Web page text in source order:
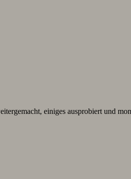
einiges ausprobiert und